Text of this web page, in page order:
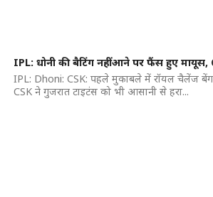
IPL: धोनी की बैटिंग नहीं आने पर फैंस हुए मायूस,
IPL: Dhoni: CSK: पहले मुकाबले में रॉयल चैलेंज
CSK ने गुजरात टाइटंस को भी आसानी से हरा...